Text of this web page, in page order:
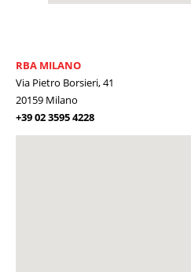
RBA MILANO
Via Pietro Borsieri, 41
20159 Milano
+39 02 3595 4228